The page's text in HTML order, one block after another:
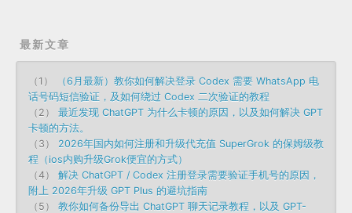
最新文章
（1）
（6月最新）教你如何解决登录 Codex 需要 WhatsApp 电
话号码短信验证，及如何绕过 Codex 二次验证的教程
（2）
最近发现 ChatGPT 为什么卡顿的原因，以及如何解决 GPT
卡顿的方法。
（3）
2026年国内如何注册和升级代充值 SuperGrok 的保姆级教
程（ios内购升级Grok便宜的方式）
（4）
解决 ChatGPT / Codex 注册登录需要验证手机号的原因，
附上 2026年升级 GPT Plus 的避坑指南
（5）
教你如何备份导出 ChatGPT 聊天记录教程，以及 GPT-